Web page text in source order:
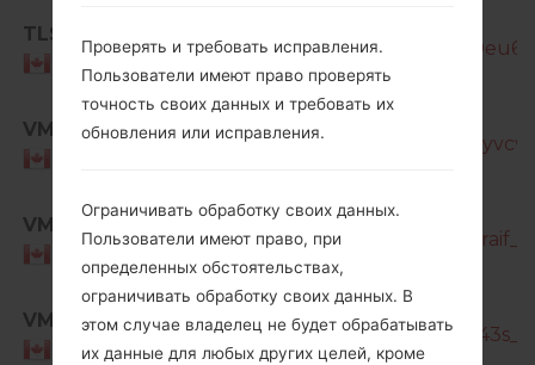
TLS
Canada
VMC
SM-
VMC
SM-
VMC
Canada
SM-
Проверять и требовать исправления.
Пользователи имеют право проверять
точность своих данных и требовать их
обновления или исправления.
Ограничивать обработку своих данных.
Пользователи имеют право, при
определенных обстоятельствах,
ограничивать обработку своих данных. В
этом случае владелец не будет обрабатывать
их данные для любых других целей, кроме